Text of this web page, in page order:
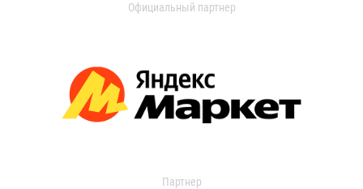
Официальный партнер
Партнер